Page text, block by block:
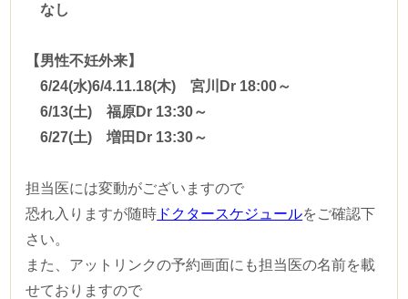
アクセス・地図
よくあるご質問
ご意見箱
医療安全への取り組み
なし
【男性不妊外来】
6/24(水)6/4.11.18(木) 宮川Dr 18:00～
6/13(土) 福原Dr 13:30～
6/27(土) 増田Dr 13:30～
担当医には変動がございますので
恐れ入りますが随時 ドクタースケジュールをご確認下
さい。
また、アットリンクの予約画面にも担当医の名前を載
せておりますので